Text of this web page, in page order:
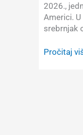
2026.,
Americi.
srebrnjak
Američki
Pročitaj